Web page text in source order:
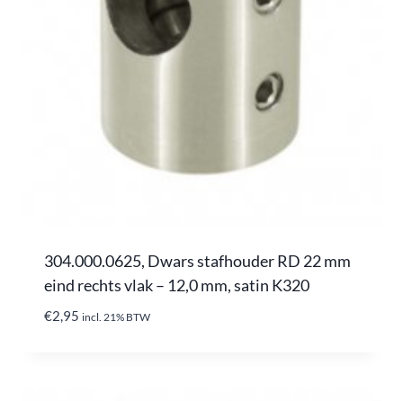
304.000.0625, Dwars stafhouder RD 22 mm
eind rechts vlak – 12,0 mm, satin K320
€2,95 incl. 21% BTW